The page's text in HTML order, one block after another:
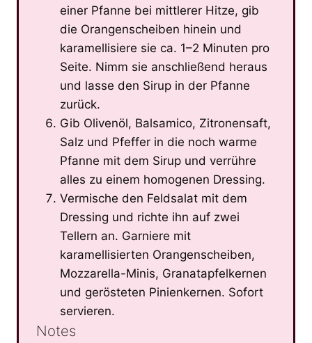
einer Pfanne bei mittlerer Hitze, gib
die Orangenscheiben hinein und
karamellisiere sie ca. 1–2 Minuten pro
Seite. Nimm sie anschließend heraus
und lasse den Sirup in der Pfanne
zurück.
Gib Olivenöl, Balsamico, Zitronensaft,
Salz und Pfeffer in die noch warme
Pfanne mit dem Sirup und verrühre
alles zu einem homogenen Dressing.
Vermische den Feldsalat mit dem
Dressing und richte ihn auf zwei
Tellern an. Garniere mit
karamellisierten Orangenscheiben,
Mozzarella-Minis, Granatapfelkernen
und gerösteten Pinienkernen. Sofort
servieren.
Notes